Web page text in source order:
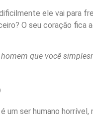
ele vai para
O seu coração fica
que você
ser humano horrível,